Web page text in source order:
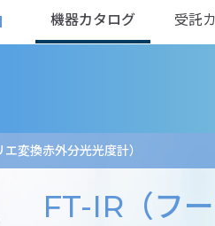
機器カタログ 受託
変換赤外分光光度計）
FT-IR（フ